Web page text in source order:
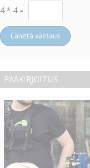
4 * 4 =
Lähetä vastaus
PÄÄKIRJOITUS